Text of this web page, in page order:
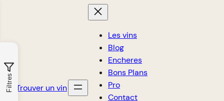
Trouver un vin
Les vins
Blog
Encheres
Bons Plans
Pro
Contact
Filtres